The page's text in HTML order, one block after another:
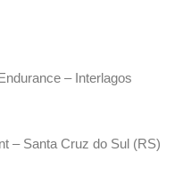
– Interlagos
– Santa Cruz do Sul (RS)